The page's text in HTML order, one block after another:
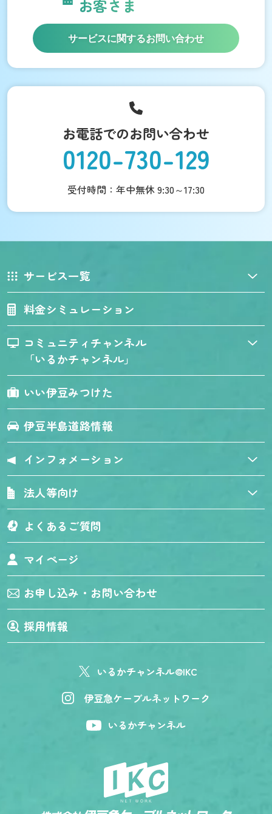
お客さま
サービスに関するお問い合わせ
お電話でのお問い合わせ
0120-730-129
受付時間：年中無休 9:30～17:30
サービス一覧
料金シミュレーション
コミュニティチャンネル
「いるかチャンネル」
いい伊豆みつけた
伊豆半島道路情報
インフォメーション
法人等向け
よくあるご質問
マイページ
お申し込み・お問い合わせ
採用情報
いるかチャンネル@IKC
伊豆急ケーブルネットワーク
いるかチャンネル